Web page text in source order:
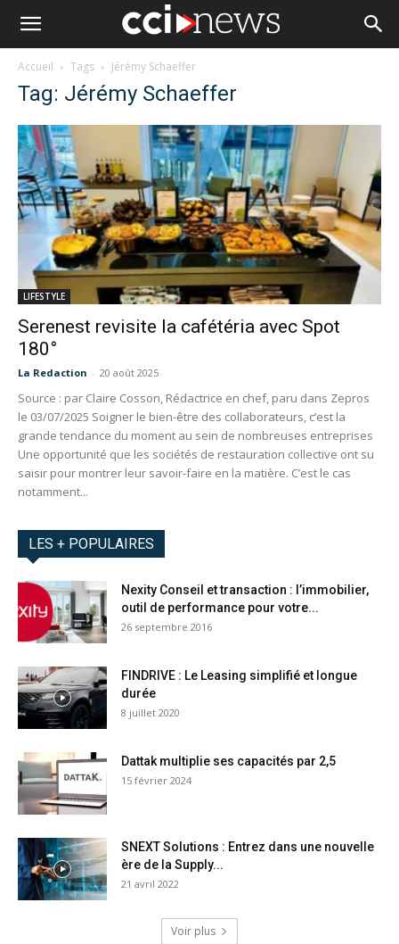
Accueil Tags Jérémy Schaeffer
Tag: Jérémy Schaeffer
LIFESTYLE
Serenest revisite la cafétéria avec Spot
180°
La Redaction - 20 août 2025
Source : par Claire Cosson, Rédactrice en chef, paru dans Zepros
le 03/07/2025 Soigner le bien-être des collaborateurs, c’est la
grande tendance du moment au sein de nombreuses entreprises
Une opportunité que les sociétés de restauration collective ont su
saisir pour montrer leur savoir-faire en la matière. C’est le cas
notamment...
LES + POPULAIRES
Nexity Conseil et transaction : l’immobilier,
outil de performance pour votre...
26 septembre 2016
FINDRIVE : Le Leasing simplifié et longue
durée
8 juillet 2020
Dattak multiplie ses capacités par 2,5
15 février 2024
SNEXT Solutions : Entrez dans une nouvelle
ère de la Supply...
21 avril 2022
Voir plus